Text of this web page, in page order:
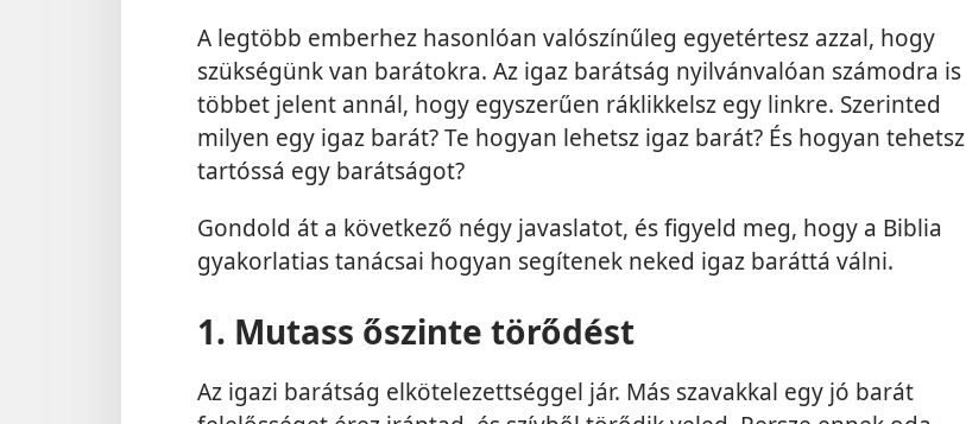
A legtöbb emberhez hasonlóan valószínűleg egyetértesz azzal, hogy
szükségünk van barátokra. Az igaz barátság nyilvánvalóan számodra is
többet jelent annál, hogy egyszerűen ráklikkelsz egy linkre. Szerinted
milyen egy igaz barát? Te hogyan lehetsz igaz barát? És hogyan tehetsz
tartóssá egy barátságot?
Gondold át a következő négy javaslatot, és figyeld meg, hogy a Biblia
gyakorlatias tanácsai hogyan segítenek neked igaz baráttá válni.
1. Mutass őszinte törődést
Az igazi barátság elkötelezettséggel jár. Más szavakkal egy jó barát